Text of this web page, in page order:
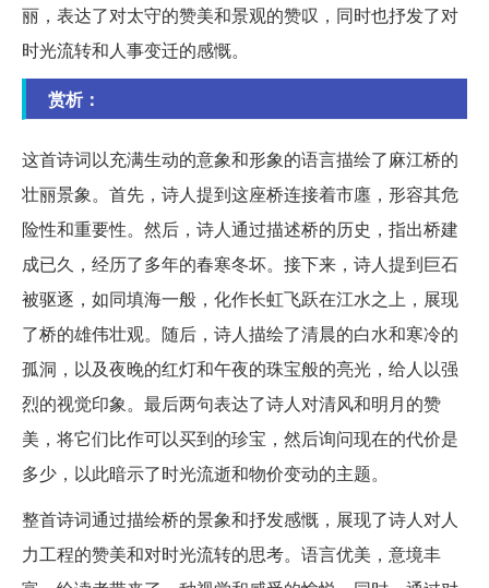
丽，表达了对太守的赞美和景观的赞叹，同时也抒发了对
时光流转和人事变迁的感慨。
赏析：
这首诗词以充满生动的意象和形象的语言描绘了麻江桥的
壮丽景象。首先，诗人提到这座桥连接着市廛，形容其危
险性和重要性。然后，诗人通过描述桥的历史，指出桥建
成已久，经历了多年的春寒冬坏。接下来，诗人提到巨石
被驱逐，如同填海一般，化作长虹飞跃在江水之上，展现
了桥的雄伟壮观。随后，诗人描绘了清晨的白水和寒冷的
孤洞，以及夜晚的红灯和午夜的珠宝般的亮光，给人以强
烈的视觉印象。最后两句表达了诗人对清风和明月的赞
美，将它们比作可以买到的珍宝，然后询问现在的代价是
多少，以此暗示了时光流逝和物价变动的主题。
整首诗词通过描绘桥的景象和抒发感慨，展现了诗人对人
力工程的赞美和对时光流转的思考。语言优美，意境丰